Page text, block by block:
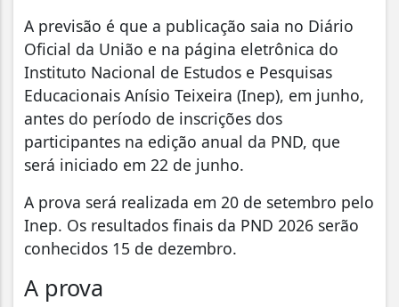
A previsão é que a publicação saia no Diário
Oficial da União e na página eletrônica do
Instituto Nacional de Estudos e Pesquisas
Educacionais Anísio Teixeira (Inep), em junho,
antes do período de inscrições dos
participantes na edição anual da PND, que
será iniciado em 22 de junho.
A prova será realizada em 20 de setembro pelo
Inep. Os resultados finais da PND 2026 serão
conhecidos 15 de dezembro.
A prova